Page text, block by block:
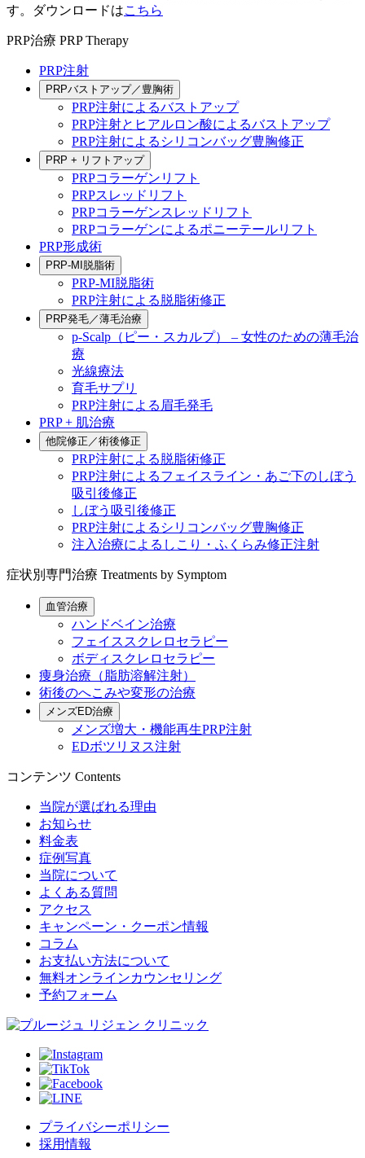
す。ダウンロードはこちら
PRP治療 PRP Therapy
PRP注射
PRPバストアップ／豊胸術
PRP注射によるバストアップ
PRP注射とヒアルロン酸によるバストアップ
PRP注射によるシリコンバッグ豊胸修正
PRP + リフトアップ
PRPコラーゲンリフト
PRPスレッドリフト
PRPコラーゲンスレッドリフト
PRPコラーゲンによるポニーテールリフト
PRP形成術
PRP-MI脱脂術
PRP-MI脱脂術
PRP注射による脱脂術修正
PRP発毛／薄毛治療
p-Scalp（ピー・スカルプ） – 女性のための薄毛治
療
光線療法
育毛サプリ
PRP注射による眉毛発毛
PRP + 肌治療
他院修正／術後修正
PRP注射による脱脂術修正
PRP注射によるフェイスライン・あご下のしぼう
吸引後修正
しぼう吸引後修正
PRP注射によるシリコンバッグ豊胸修正
注入治療によるしこり・ふくらみ修正注射
症状別専門治療 Treatments by Symptom
血管治療
ハンドベイン治療
フェイススクレロセラピー
ボディスクレロセラピー
痩身治療（脂肪溶解注射）
術後のへこみや変形の治療
メンズED治療
メンズ増大・機能再生PRP注射
EDボツリヌス注射
コンテンツ Contents
当院が選ばれる理由
お知らせ
料金表
症例写真
当院について
よくある質問
アクセス
キャンペーン・クーポン情報
コラム
お支払い方法について
無料オンラインカウンセリング
予約フォーム
プライバシーポリシー
採用情報